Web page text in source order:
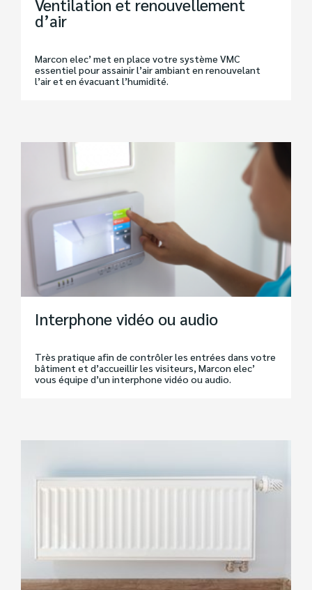
Ventilation et renouvellement
d’air
Marcon elec’ met en place votre système VMC
essentiel pour assainir l’air ambiant en renouvelant
l’air et en évacuant l’humidité.
Interphone vidéo ou audio
Très pratique afin de contrôler les entrées dans votre
bâtiment et d’accueillir les visiteurs, Marcon elec’
vous équipe d’un interphone vidéo ou audio.